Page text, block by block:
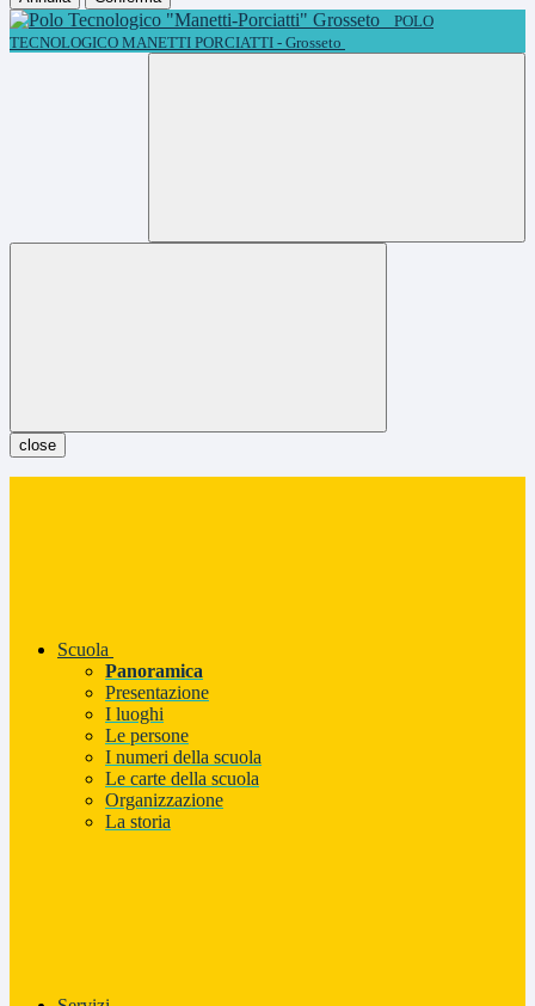
POLO
TECNOLOGICO MANETTI PORCIATTI - Grosseto
close
Scuola
Panoramica
Presentazione
I luoghi
Le persone
I numeri della scuola
Le carte della scuola
Organizzazione
La storia